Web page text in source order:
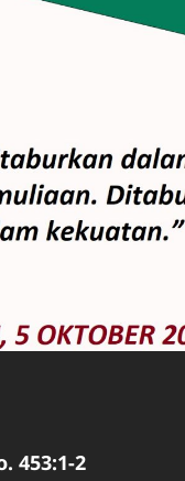
453:1-2